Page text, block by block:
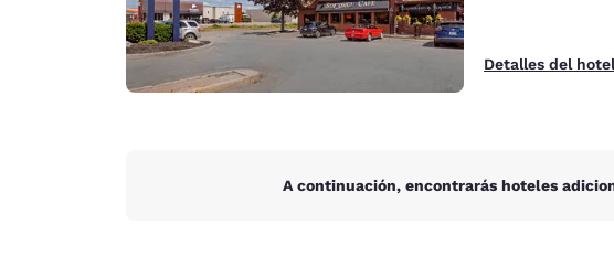
Detalles del hotel
A continuación, encontrarás hoteles